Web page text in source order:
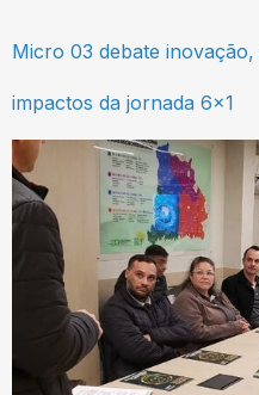
Micro 03 debate
impactos da jornada 6×1